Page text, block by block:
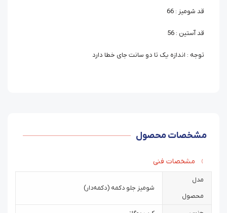
قد شومیز : 66
قد آستین : 56
توجه : اندازه یک تا دو سانت جای خطا دارد
مشخصات محصول
مشخصات فنی
مدل
محصول
شومیز جلو دکمه (دکمه‌دار)